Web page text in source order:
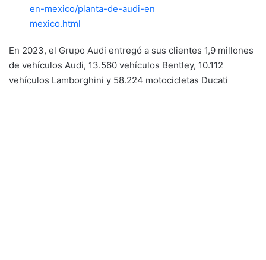
en-mexico/planta-de-audi-en
mexico.html
En 2023, el Grupo Audi entregó a sus clientes 1,9 millones
de vehículos Audi, 13.560 vehículos Bentley, 10.112
vehículos Lamborghini y 58.224 motocicletas Ducati